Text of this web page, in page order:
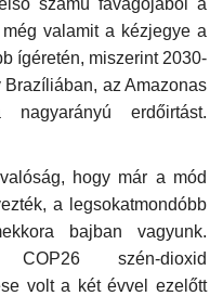
valamit a kézjegye a
ígéretén, miszerint 2030-
az Amazonas
erdőirtást.
hogy már a mód
a legsokatmondóbb
bajban vagyunk.
szén-dioxid
volt a két évvel ezelőtt